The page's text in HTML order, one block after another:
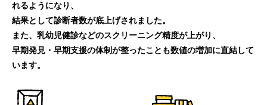
れるようになり、
結果として診断者数が底上げされました。
また、乳幼児健診などのスクリーニング精度が上がり、
早期発見・早期支援の体制が整ったことも数値の増加に直結して
います。